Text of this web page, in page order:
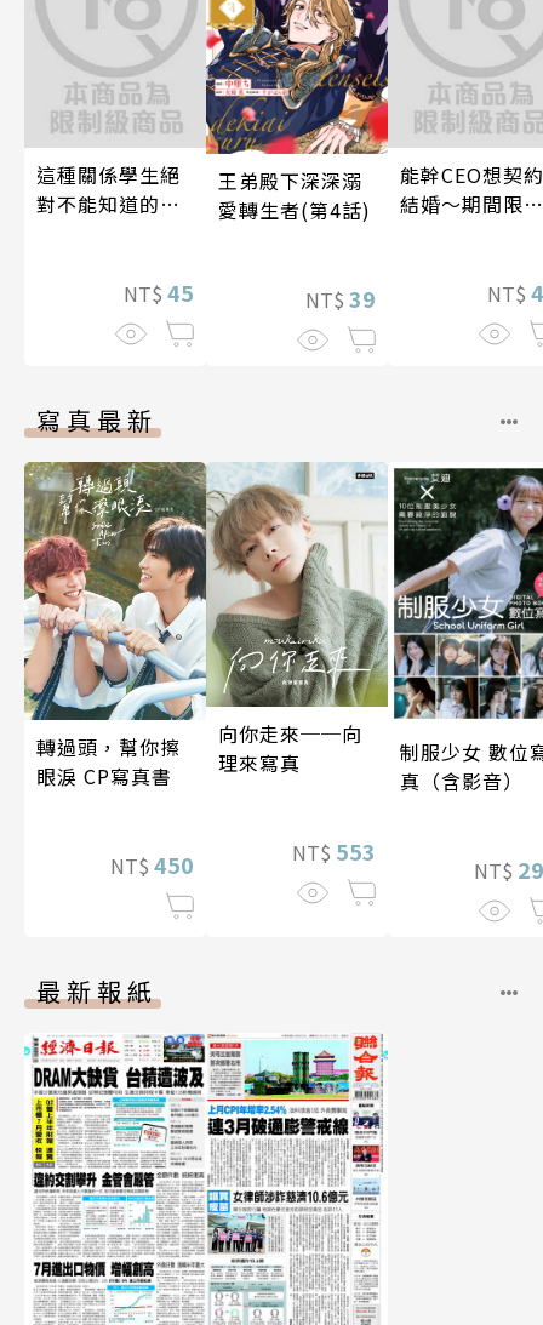
這種關係學生絕
對不能知道的
兩人是甜蜜的現
在進行式～ 05
NT$ 45
王弟殿下深深溺
愛轉生者(第4話)
NT$ 39
能幹CEO想契約
結婚～期間限定
NT$
寫真最新
轉過頭，幫你擦
眼淚 CP寫真書
NT$ 450
向你走來──向
理來寫真
NT$ 553
制服少女 數位
真（含影音）
NT$
最新報紙